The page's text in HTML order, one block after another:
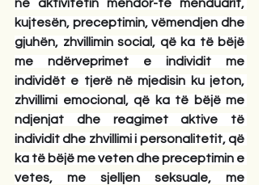
në aktivitetin mendor-të menduarit,
kujtesën, preceptimin, vëmendjen dhe
gjuhën, zhvillimin social, që ka të bëjë
me ndërveprimet e individit me
individët e tjerë në mjedisin ku jeton,
zhvillimi emocional, që ka të bëjë me
ndjenjat dhe reagimet aktive të
individit dhe zhvillimi i personalitetit, që
ka të bëjë me veten dhe preceptimin e
vetes, me sjelljen seksuale, me